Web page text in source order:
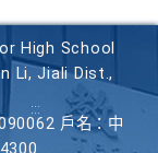
High School
Li, Jiali Dist.,
戶名：中